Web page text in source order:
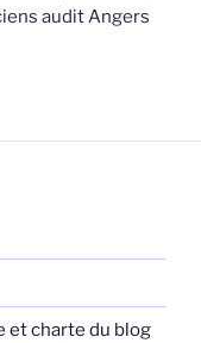
audit Angers
et charte du blog